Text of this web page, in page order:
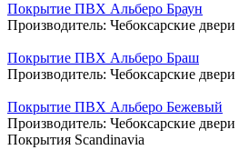
Покрытие ПВХ Альберо Браун
Производитель: Чебоксарские двери
Покрытие ПВХ Альберо Браш
Производитель: Чебоксарские двери
Покрытие ПВХ Альберо Бежевый
Производитель: Чебоксарские двери
Покрытия Scandinavia